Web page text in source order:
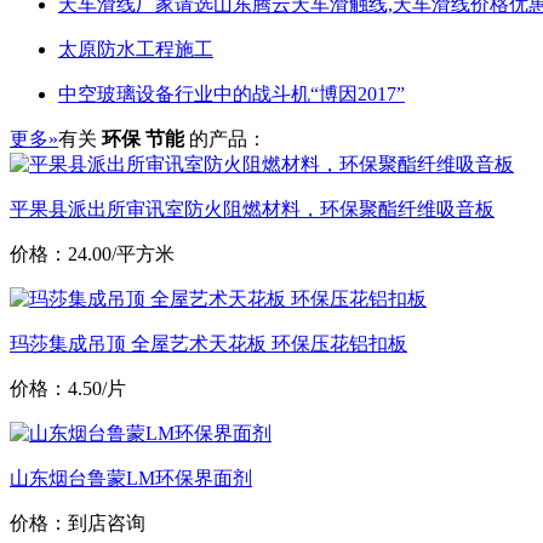
天车滑线厂家请选山东腾云天车滑触线,天车滑线价格优
太原防水工程施工
中空玻璃设备行业中的战斗机“博因2017”
更多»有关 环保 节能 的产品：
平果县派出所审讯室防火阻燃材料，环保聚酯纤维吸音板
价格：24.00/平方米
玛莎集成吊顶 全屋艺术天花板 环保压花铝扣板
价格：4.50/片
山东烟台鲁蒙LM环保界面剂
价格：到店咨询